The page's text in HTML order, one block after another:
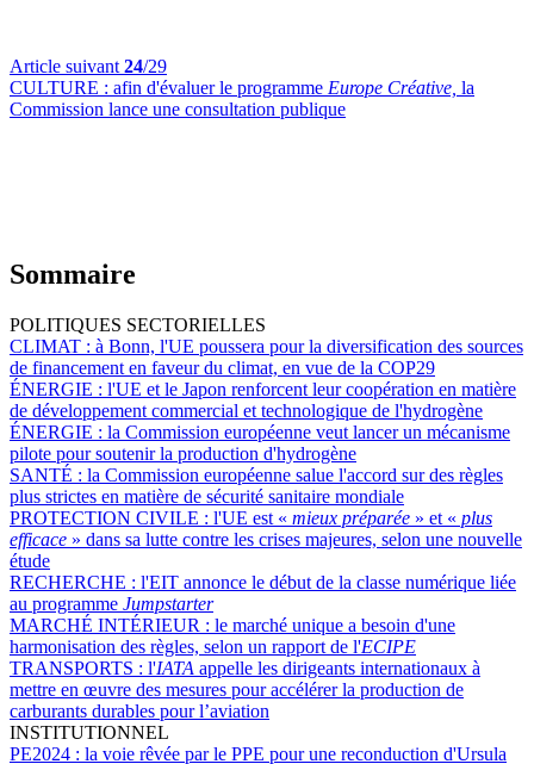
Article suivant 24/29
CULTURE : afin d'évaluer le programme Europe Créative, la
Commission lance une consultation publique
Sommaire
POLITIQUES SECTORIELLES
CLIMAT : à Bonn, l'UE poussera pour la diversification des sources
de financement en faveur du climat, en vue de la COP29
ÉNERGIE : l'UE et le Japon renforcent leur coopération en matière
de développement commercial et technologique de l'hydrogène
ÉNERGIE : la Commission européenne veut lancer un mécanisme
pilote pour soutenir la production d'hydrogène
SANTÉ : la Commission européenne salue l'accord sur des règles
plus strictes en matière de sécurité sanitaire mondiale
PROTECTION CIVILE : l'UE est « mieux préparée » et « plus
efficace » dans sa lutte contre les crises majeures, selon une nouvelle
étude
RECHERCHE : l'EIT annonce le début de la classe numérique liée
au programme Jumpstarter
MARCHÉ INTÉRIEUR : le marché unique a besoin d'une
harmonisation des règles, selon un rapport de l'ECIPE
TRANSPORTS : l'IATA appelle les dirigeants internationaux à
mettre en œuvre des mesures pour accélérer la production de
carburants durables pour l’aviation
INSTITUTIONNEL
PE2024 : la voie rêvée par le PPE pour une reconduction d'Ursula